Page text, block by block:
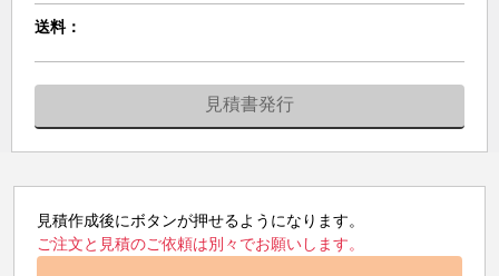
送料：
見積書発行
見積作成後にボタンが押せるようになります。
ご注文と見積のご依頼は別々でお願いします。